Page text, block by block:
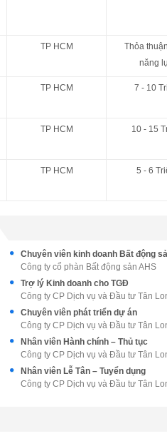
TP HCM
Thỏa
năng
TP HCM 7 - 10
TP HCM 10 - 15
TP HCM 5 - 6
Công ty cổ phàn Bất động sản AHS
Trợ lý Kinh doanh cho TGĐ
Công ty CP Dịch vụ và Đầu tư Tân
Chuyên viên phát triển dự án
Công ty CP Dịch vụ và Đầu tư Tân
Nhân viên Hành chính – Thủ tục
Công ty CP Dịch vụ và Đầu tư Tân
Nhân viên Lễ Tân – Tuyển dụng
Công ty CP Dịch vụ và Đầu tư Tân